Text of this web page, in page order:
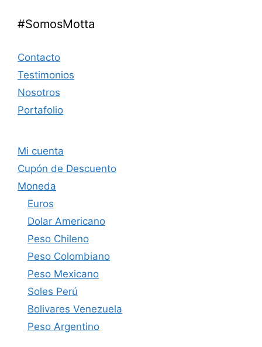
#SomosMotta
Contacto
Testimonios
Nosotros
Portafolio
Mi cuenta
Cupón de Descuento
Moneda
Euros
Dolar Americano
Peso Chileno
Peso Colombiano
Peso Mexicano
Soles Perú
Bolivares Venezuela
Peso Argentino